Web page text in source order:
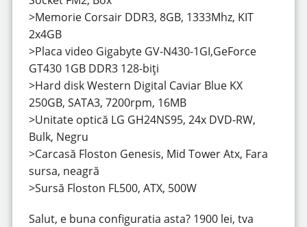
>Memorie Corsair DDR3, 8GB, 1333Mhz, KIT
2x4GB
>Placa video Gigabyte GV-N430-1GI,GeForce
GT430 1GB DDR3 128-biți
>Hard disk Western Digital Caviar Blue KX
250GB, SATA3, 7200rpm, 16MB
>Unitate optică LG GH24NS95, 24x DVD-RW,
Bulk, Negru
>Carcasă Floston Genesis, Mid Tower Atx, Fara
sursa, neagră
>Sursă Floston FL500, ATX, 500W
Salut, e buna configuratia asta? 1900 lei, tva